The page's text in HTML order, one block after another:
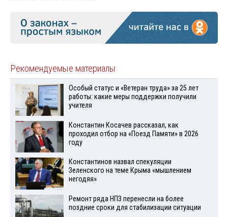
Рекомендуемые материалы
Особый статус и «Ветеран труда» за 25 лет
работы: какие меры поддержки получили
учителя
Константин Косачев рассказал, как
проходил отбор на «Поезд Памяти» в 2026
году
Константинов назвал спекуляции
Зеленского на теме Крыма «мышлением
негодяя»
Ремонт ряда НПЗ перенесли на более
поздние сроки для стабилизации ситуации